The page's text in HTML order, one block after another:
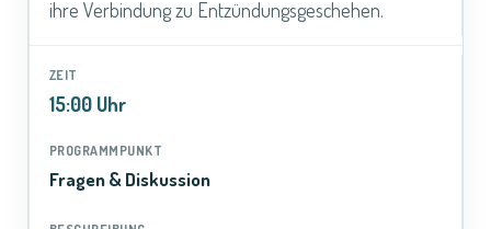
ihre Verbindung zu Entzündungsgeschehen.
15:00 Uhr
Fragen & Diskussion